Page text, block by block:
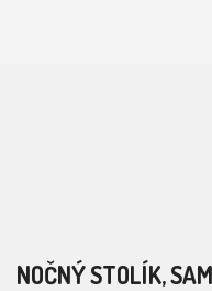
NOČNÝ STOLÍK,